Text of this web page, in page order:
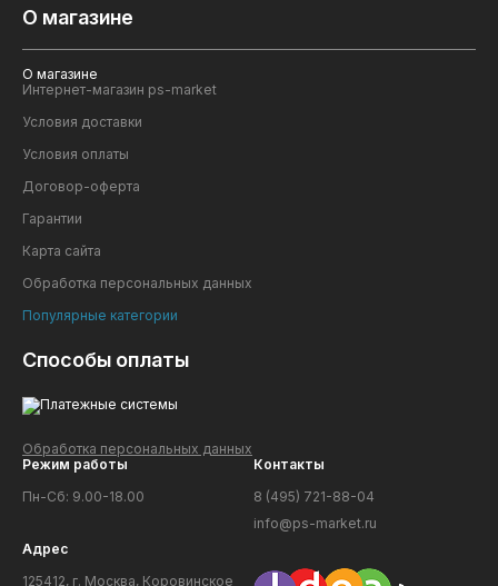
О магазине
О магазине
Интернет-магазин ps-market
Условия доставки
Условия оплаты
Договор-оферта
Гарантии
Карта сайта
Обработка персональных данных
Популярные категории
Способы оплаты
Обработка персональных данных
Режим работы
Пн-Сб: 9.00-18.00
Контакты
8 (495) 721-88-04
info@ps-market.ru
Адрес
125412, г. Москва, Коровинское